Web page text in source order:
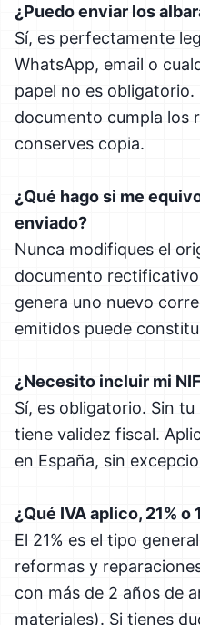
¿Puedo enviar los
Sí, es perfectamente
WhatsApp, email o
papel no es
documento cumpla los
conserves copia.
¿Qué hago si me
enviado?
Nunca modifiques el
documento
genera uno nuevo
emitidos puede
¿Necesito incluir mi
Sí, es obligatorio. Sin
tiene validez fiscal.
en España, sin
¿Qué IVA aplico, 21% o
El 21% es el tipo
reformas y
con más de 2 años de
materiales). Si tienes